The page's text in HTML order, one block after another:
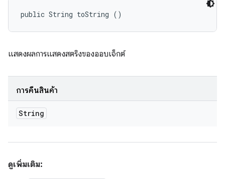
public String toString ()
แสดงผลการแสดงสตริงของออบเจ็กต์
การคืนสินค้า
String
ดูเพิ่มเติม: